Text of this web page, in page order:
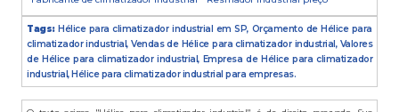
Tags:Hélice para climatizador industrial em SP, Orçamento de Hélice para
climatizador industrial, Vendas de Hélice para climatizador industrial, Valores
de Hélice para climatizador industrial, Empresa de Hélice para climatizador
industrial, Hélice para climatizador industrial para empresas.